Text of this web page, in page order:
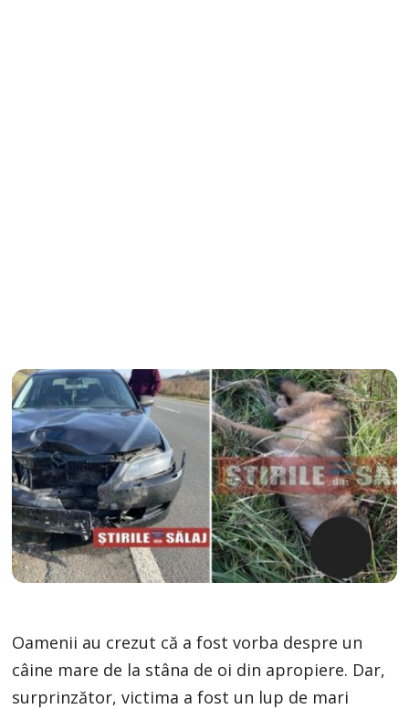
Oamenii au crezut că a fost vorba despre un
câine mare de la stâna de oi din apropiere. Dar,
surprinzător, victima a fost un lup de mari